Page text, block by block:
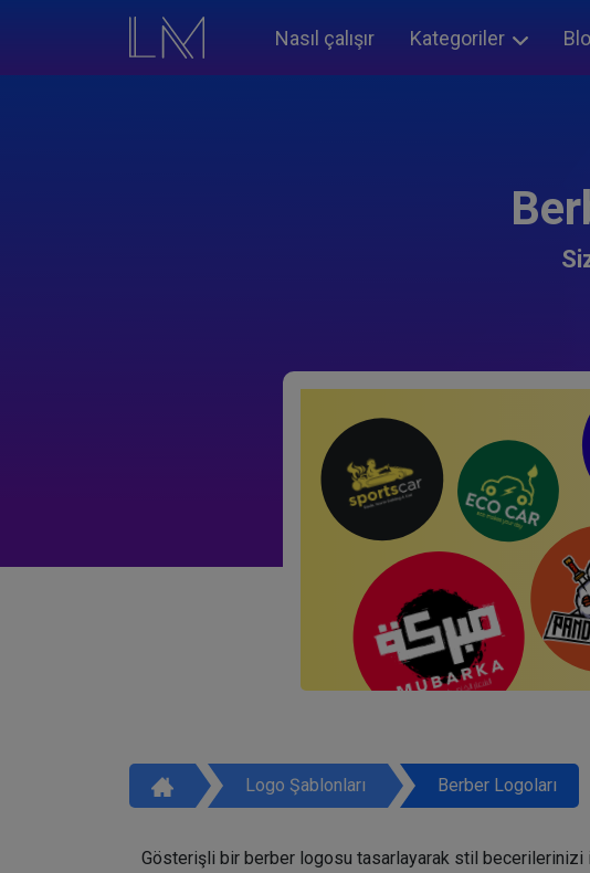
Nasıl çalışır Kategoriler
Logo Şablonları Berber Logoları
Gösterişli bir berber logosu tasarlayarak stil becerilerinizi